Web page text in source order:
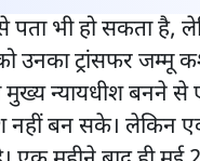
भी हो सकता है,
उनका ट्रांसफर जम्मू
मुख्य न्यायधीश बनने से
नहीं बन सके। लेकिन